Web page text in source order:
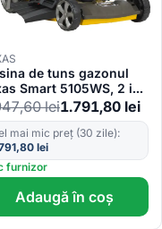
de tuns gazonul
Smart 5105WS, 2 in
3.5CP, 510mm
lei1.791,80 lei
mai mic preț (30 zile):
lei
furnizor
Adaugă în coș